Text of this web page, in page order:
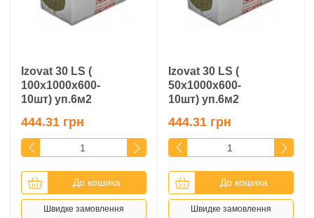
Izovat 30 LS (
100х1000х600-
10шт) уп.6м2
444.31 грн
До кошика
Швидке замовлення
Izovat 30 LS (
50х1000х600-
10шт) уп.6м2
444.31 грн
До кошика
Швидке замовлення